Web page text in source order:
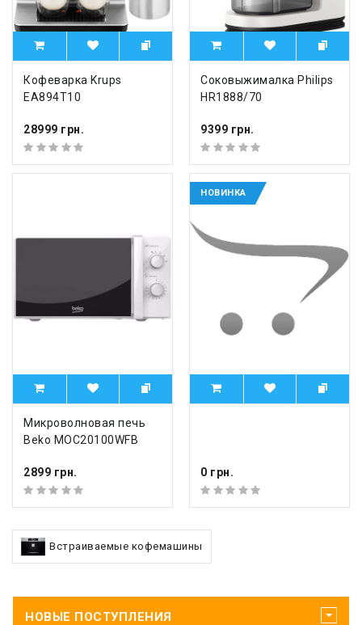
Кофеварка Krups
EA894T10
28999 грн.
Соковыжималка Philips
HR1888/70
9399 грн.
Микроволновая печь
Beko MOC20100WFB
2899 грн.
НОВИНКА
0 грн.
Встраиваемые кофемашины
НОВЫЕ ПОСТУПЛЕНИЯ